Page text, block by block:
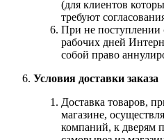
(для клиентов
требуют
При не поступлении
рабочих дней
собой право
Условия доставки заказа
Доставка товаров,
магазине,
компаний, к дверям